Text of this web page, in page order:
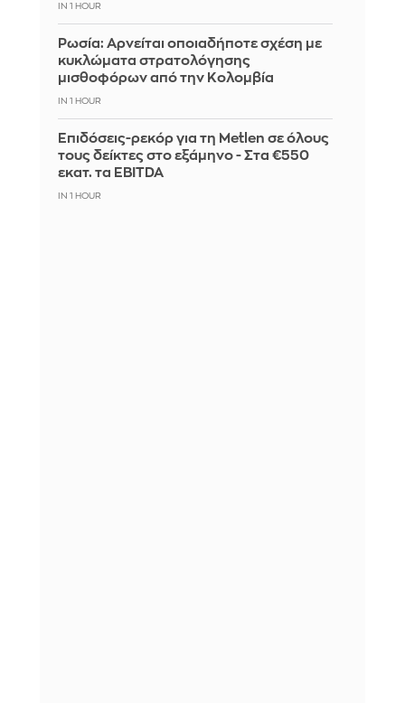
IN 1 HOUR
Ρωσία: Αρνείται οποιαδήποτε σχέση με
κυκλώματα στρατολόγησης
μισθοφόρων από την Κολομβία
IN 1 HOUR
Επιδόσεις-ρεκόρ για τη Metlen σε όλους
τους δείκτες στο εξάμηνο - Στα €550
εκατ. τα EBITDA
IN 1 HOUR